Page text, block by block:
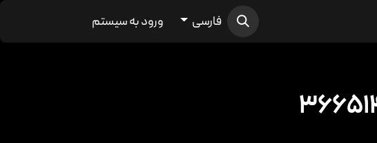
فارسی ورود به سیستم